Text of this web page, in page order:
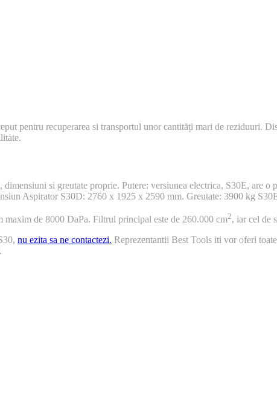
pentru recuperarea si transportul unor cantități mari de reziduuri.
si greutate proprie. Putere: versiunea electrica, S30E, are
Aspirator S30D: 2760 x 1925 x 2590 mm. Greutate: 3900 kg
maxim de 8000 DaPa. Filtrul principal este de 260.000 cm2, iar cel de
nu ezita sa ne contactezi. Reprezentantii Best Tools iti vor oferi